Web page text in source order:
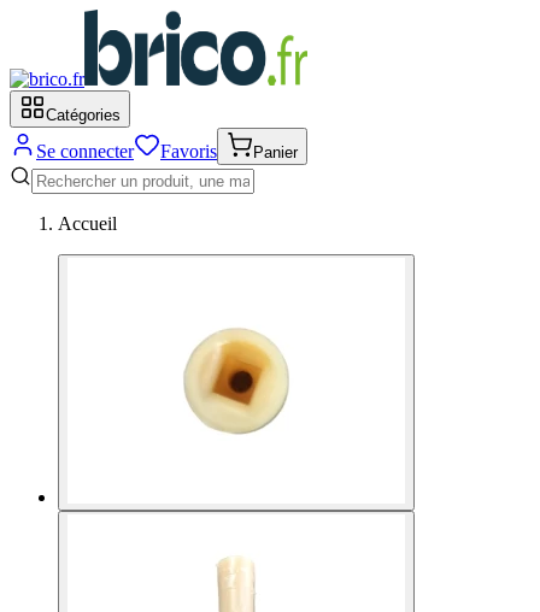
Catégories
Se connecter Favoris Panier
Accueil